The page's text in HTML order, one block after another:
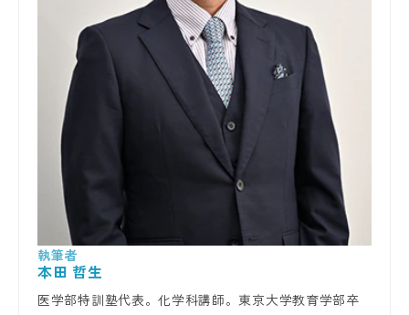
本田 哲生
医学部特訓塾代表。化学科講師。東京大学教育学部卒